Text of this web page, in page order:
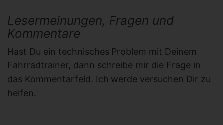
Lesermeinungen, Fragen und
Kommentare
Hast Du ein technisches Problem mit Deinem
Fahrradtrainer, dann schreibe mir die Frage in
das Kommentarfeld. Ich werde versuchen Dir zu
helfen.